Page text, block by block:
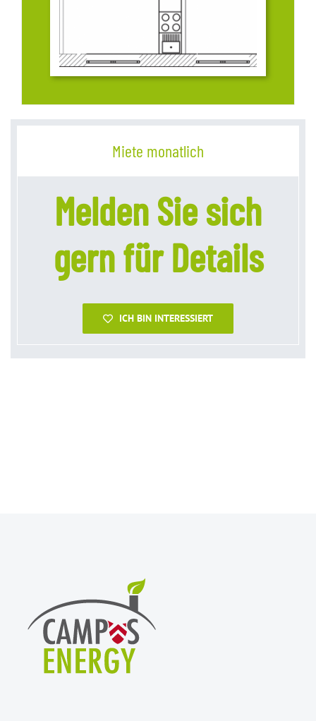
Miete monatlich
Melden Sie sich
gern für Details
ICH BIN INTERESSIERT